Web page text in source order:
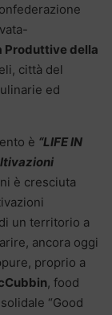
Produttive della
città del
ed
è “LIFE IN
è cresciuta
un territorio a
ancora oggi
proprio a
, food
“Good